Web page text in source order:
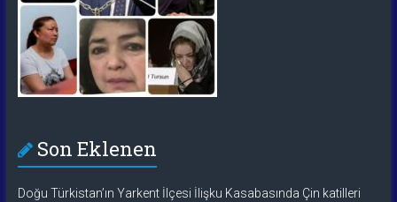
Son Eklenen
Doğu Türkistan’ın Yarkent İlçesi İlişku Kasabasında Çin katilleri